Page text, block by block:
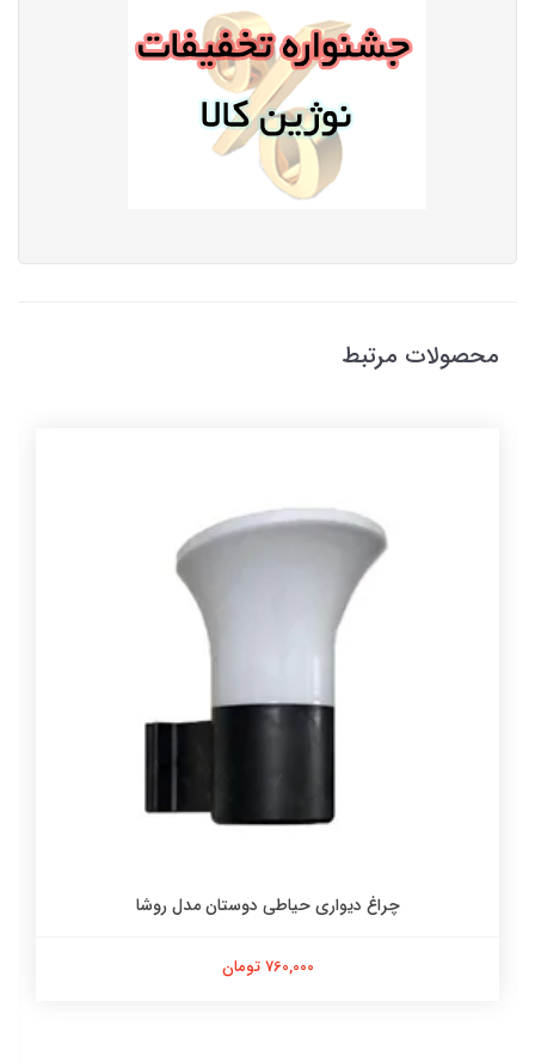
محصولات مرتبط
چراغ دیواری حیاطی دوستان مدل روشا
760,000 تومان